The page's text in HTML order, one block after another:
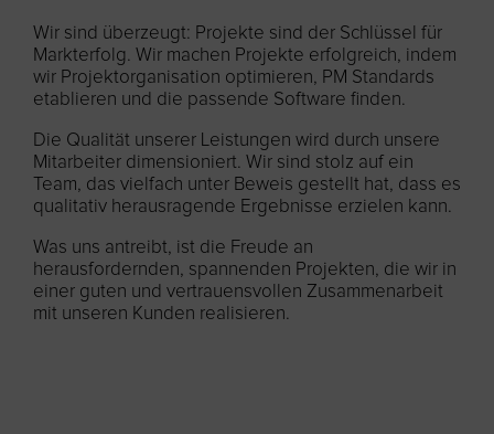
Wir sind überzeugt: Projekte sind der Schlüssel für
Markterfolg. Wir machen Projekte erfolgreich, indem
wir Projektorganisation optimieren, PM Standards
etablieren und die passende Software finden.
Die Qualität unserer Leistungen wird durch unsere
Mitarbeiter dimensioniert. Wir sind stolz auf ein
Team, das vielfach unter Beweis gestellt hat, dass es
qualitativ herausragende Ergebnisse erzielen kann.
Was uns antreibt, ist die Freude an
herausfordernden, spannenden Projekten, die wir in
einer guten und vertrauensvollen Zusammenarbeit
mit unseren Kunden realisieren.